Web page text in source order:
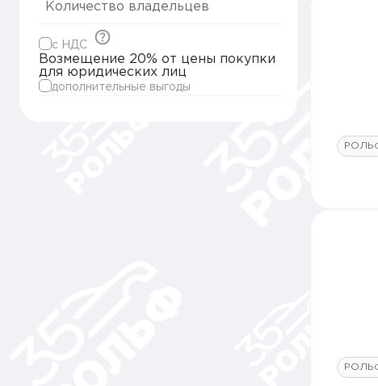
Количество владельцев
c НДС
Возмещение 20% от цены покупки
для юридических лиц
дополнительные выгоды